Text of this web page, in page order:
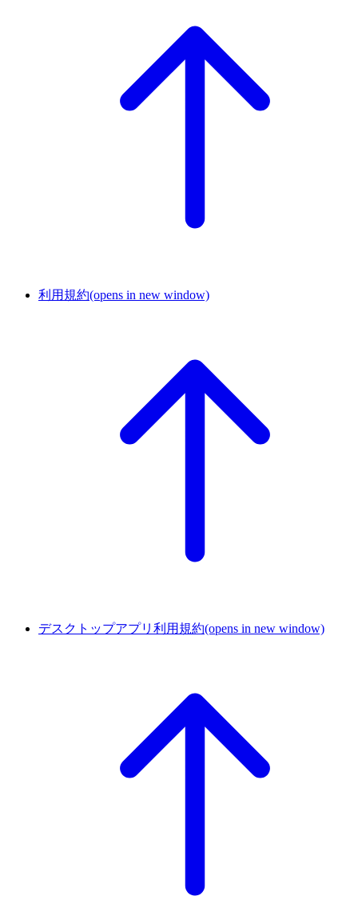
利用規約(opens in new window)
デスクトップアプリ利用規約(opens in new window)